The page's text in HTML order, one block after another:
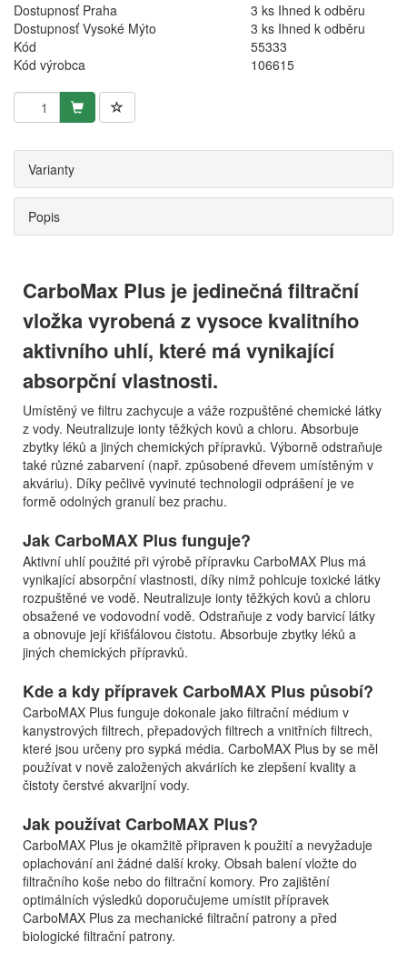
Dostupnosť Praha
3 ks Ihned k odběru
Dostupnosť Vysoké Mýto
3 ks Ihned k odběru
Kód
55333
Kód výrobca
106615
Varianty
Popis
CarboMax Plus je jedinečná filtrační
vložka vyrobená z vysoce kvalitního
aktivního uhlí, které má vynikající
absorpční vlastnosti.
Umístěný ve filtru zachycuje a váže rozpuštěné chemické látky
z vody. Neutralizuje ionty těžkých kovů a chloru. Absorbuje
zbytky léků a jiných chemických přípravků. Výborně odstraňuje
také různé zabarvení (např. způsobené dřevem umístěným v
akváriu). Díky pečlivě vyvinuté technologii odprášení je ve
formě odolných granulí bez prachu.
Jak CarboMAX Plus funguje?
Aktivní uhlí použité při výrobě přípravku CarboMAX Plus má
vynikající absorpční vlastnosti, díky nimž pohlcuje toxické látky
rozpuštěné ve vodě. Neutralizuje ionty těžkých kovů a chloru
obsažené ve vodovodní vodě. Odstraňuje z vody barvicí látky
a obnovuje její křišťálovou čistotu. Absorbuje zbytky léků a
jiných chemických přípravků.
Kde a kdy přípravek CarboMAX Plus působí?
CarboMAX Plus funguje dokonale jako filtrační médium v
kanystrových filtrech, přepadových filtrech a vnitřních filtrech,
které jsou určeny pro sypká média. CarboMAX Plus by se měl
používat v nově založených akváriích ke zlepšení kvality a
čistoty čerstvé akvarijní vody.
Jak používat CarboMAX Plus?
CarboMAX Plus je okamžitě připraven k použití a nevyžaduje
oplachování ani žádné další kroky. Obsah balení vložte do
filtračního koše nebo do filtrační komory. Pro zajištění
optimálních výsledků doporučujeme umístit přípravek
CarboMAX Plus za mechanické filtrační patrony a před
biologické filtrační patrony.